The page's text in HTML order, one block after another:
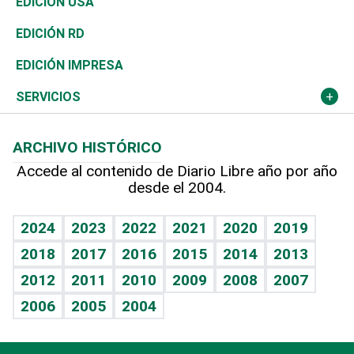
Ocenanía
Caribe
Resto del mundo
Telecom.
Global y variable
Economía personal
Sociales
Novedades
Podcast Arte Libre
Hablando con el pediatra
Vida y familia
Eñe
Celebrando la vida
Sin complejos
En pocas palabras
Tenis
Olimpismo
Más deportes
Línea de hit
TBT Deportivo
El Espía
Noticiero Poteleche
Columnistas
Más firmas
Historia
Martes de tecnología
Cambio climático
Revista
Deportes
Opinión
Hecho en casa
Guía del dinero
EDICIÓN RD
EDICIÓN IMPRESA
SERVICIOS
Cumpleaños
Horóscopos
Crucigramas
ARCHIVO HISTÓRICO
Accede al contenido de Diario Libre año por año
desde el 2004.
2024 2023 2022 2021 2020
2019
2018
2017 2016 2015 2014
2013
2012
2011 2010 2009 2008
2007
2006
2005 2004